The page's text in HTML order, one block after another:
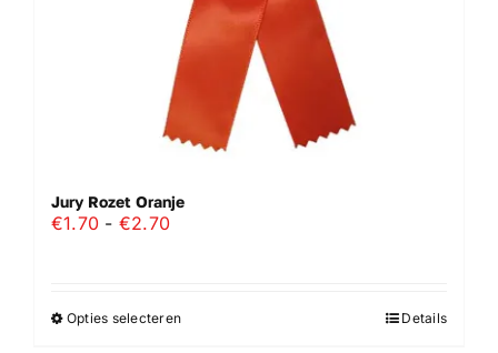
productpagina
Jury Rozet Oranje
€1.70 - €2.70Prijsklasse:
€2.70
Opties selecterenDit
Details